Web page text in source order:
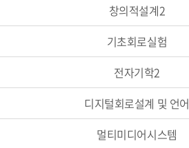
창의적설계2
기초회로실험
전자기학2
디지털회로설계 및 언어
멀티미디어시스템